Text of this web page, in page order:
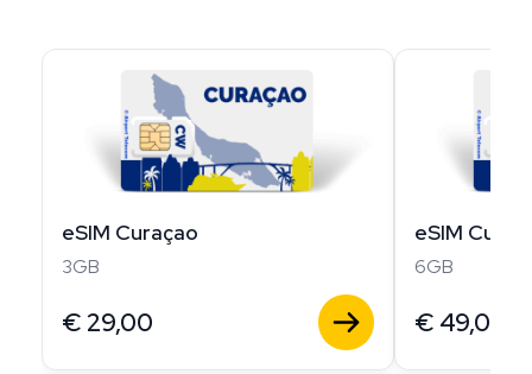
eSIM Curaçao
3GB
€ 29,00
eSIM
6GB
€ 49,00